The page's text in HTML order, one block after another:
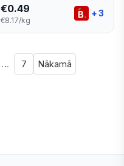
pakā, 60g
€0.49
€8.17/kg
+3
… 7 Nākamā